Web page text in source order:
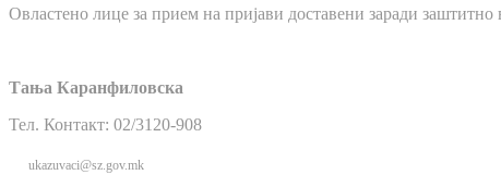
Овластено лице за прием на пријави доставени заради
Тања Каранфиловска
Тел. Контакт: 02/3120-908
ukazuvaci@sz.gov.mk